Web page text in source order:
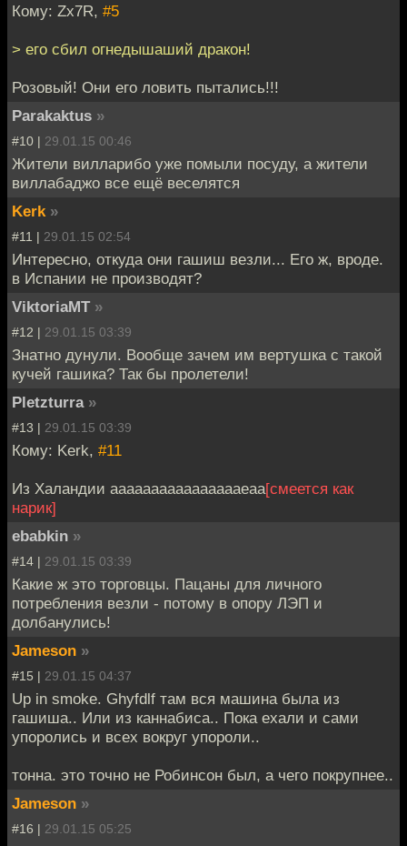
Кому: Zx7R, #5
> его сбил огнедышаший дракон!
Розовый! Они его ловить пытались!!!
Parakaktus »
#10 | 29.01.15 00:46
Жители вилларибо уже помыли посуду, а жители
виллабаджо все ещё веселятся
Kerk »
#11 | 29.01.15 02:54
Интересно, откуда они гашиш везли... Его ж, вроде.
в Испании не производят?
ViktoriaMT »
#12 | 29.01.15 03:39
Знатно дунули. Вообще зачем им вертушка с такой
кучей гашика? Так бы пролетели!
Pletzturra »
#13 | 29.01.15 03:39
Кому: Kerk, #11
Из Халандии ааааааааааааааааеаа[смеется как
нарик]
ebabkin »
#14 | 29.01.15 03:39
Какие ж это торговцы. Пацаны для личного
потребления везли - потому в опору ЛЭП и
долбанулись!
Jameson »
#15 | 29.01.15 04:37
Up in smoke. Ghyfdlf там вся машина была из
гашиша.. Или из каннабиса.. Пока ехали и сами
упоролись и всех вокруг упороли..
тонна. это точно не Робинсон был, а чего покрупнее..
Jameson »
#16 | 29.01.15 05:25